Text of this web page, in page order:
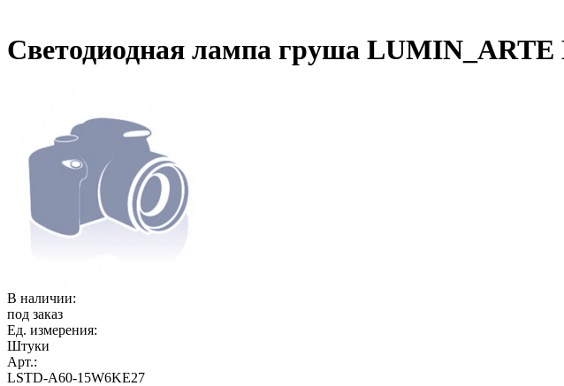
Светодиодная лампа груша
В наличии:
под заказ
Ед. измерения:
Штуки
Арт.:
LSTD-A60-15W6KE27